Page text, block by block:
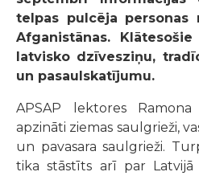
telpas pulcēja personas
Afganistānas.
latvisko dzīvesziņu,
un pasaulskatījumu.
APSAP lektores
apzināti ziemas saulgrieži,
un pavasara saulgrieži.
tika stāstīts arī par